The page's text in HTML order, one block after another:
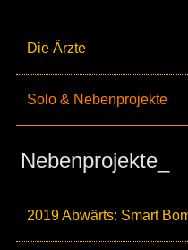
Die Ärzte
Solo & Nebenprojekte
Nebenprojekte_
2019 Abwärts: Smart